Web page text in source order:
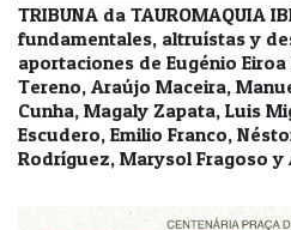
TRIBUNA da TAUROMAQUIA
fundamentales, altruístas y
aportaciones de Eugénio
Tereno, Araújo Maceira,
Cunha, Magaly Zapata, Luis
Escudero, Emilio Franco,
Rodríguez, Marysol Fragoso